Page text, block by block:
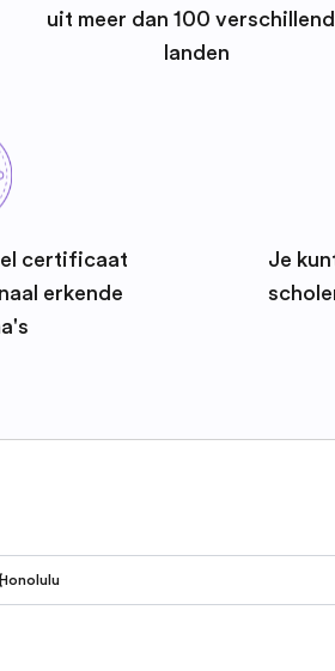
uit meer dan 100
landen
certificaat
erkende
Je
Honolulu